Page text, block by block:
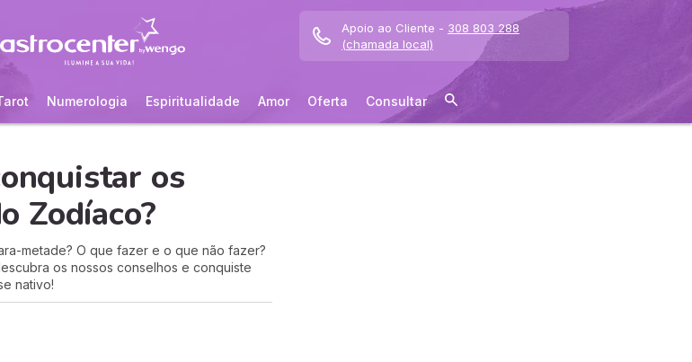
Apoio ao Cliente - 308 803 288
(chamada local)
Numerologia Espiritualidade Amor Oferta Consultar
os
Zodíaco?
metade? O que fazer e o que não fazer?
os nossos conselhos e conquiste
nativo!